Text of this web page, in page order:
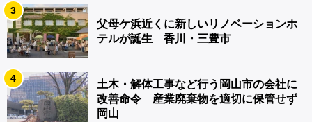
3
父母ケ浜近くに新しいリノベーションホ
テルが誕生 香川・三豊市
4
土木・解体工事など行う岡山市の会社に
改善命令 産業廃棄物を適切に保管せず
岡山